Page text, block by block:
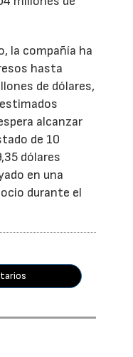
la compañía ha
hasta
de dólares,
alcanzar
de 10
dólares
en una
durante el